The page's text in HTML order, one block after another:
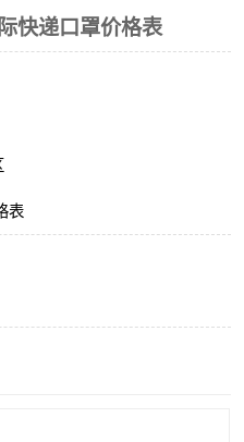
快递口罩价格表
表